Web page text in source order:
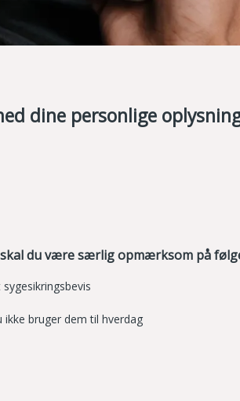
dine personlige
du være særlig opmærksom på
ikke bruger dem til hverdag